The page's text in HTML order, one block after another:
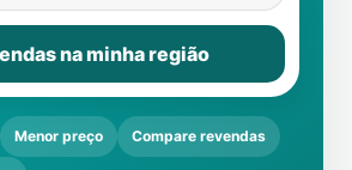
na minha região
Menor preço Compare revendas